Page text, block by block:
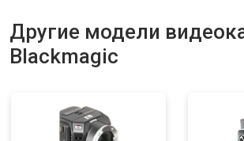
Другие модели
Blackmagic